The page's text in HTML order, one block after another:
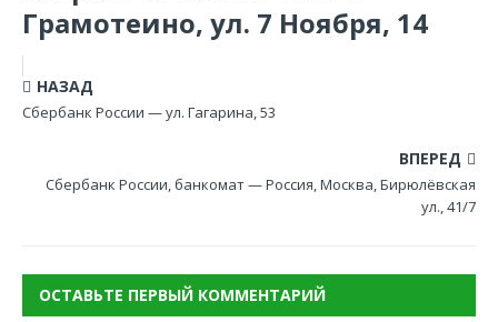
Грамотеино, ул. 7 Ноября, 14
НАЗАД
Сбербанк России — ул. Гагарина, 53
ВПЕРЕД
Сбербанк России, банкомат — Россия, Москва, Бирюлёвская
ул., 41/7
ОСТАВЬТЕ ПЕРВЫЙ КОММЕНТАРИЙ